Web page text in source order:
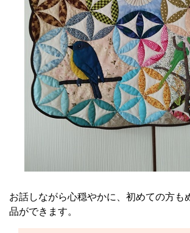
お話しながら心穏やかに、初めての方も
品ができます。